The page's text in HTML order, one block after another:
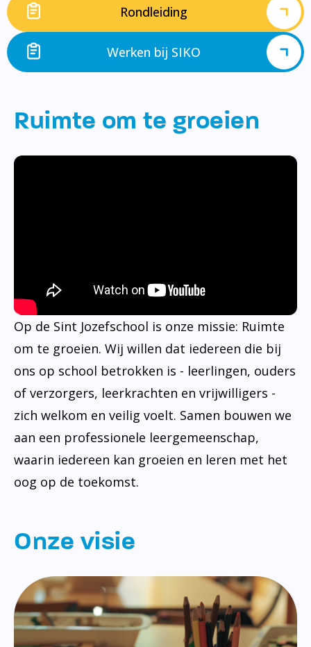
Rondleiding
Werken bij SIKO
Ruimte om te groeien
Op de Sint Jozefschool is onze missie: Ruimte
om te groeien. Wij willen dat iedereen die bij
ons op school betrokken is - leerlingen, ouders
of verzorgers, leerkrachten en vrijwilligers -
zich welkom en veilig voelt. Samen bouwen we
aan een professionele leergemeenschap,
waarin iedereen kan groeien en leren met het
oog op de toekomst.
Onze visie